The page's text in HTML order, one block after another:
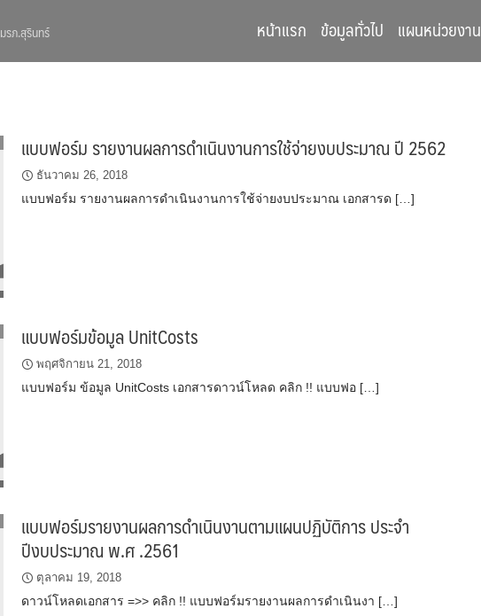
มรภ.สุรินทร์ หน้าแรก ข้อมูลทั่วไป แผนหน่วยงาน
แบบฟอร์ม รายงานผลการดำเนินงานการใช้จ่ายงบประมาณ ปี 2562
ธันวาคม 26, 2018
แบบฟอร์ม รายงานผลการดำเนินงานการใช้จ่ายงบประมาณ เอกสารด […]
แบบฟอร์มข้อมูล UnitCosts
พฤศจิกายน 21, 2018
แบบฟอร์ม ข้อมูล UnitCosts เอกสารดาวน์โหลด คลิก !! แบบฟอ […]
แบบฟอร์มรายงานผลการดำเนินงานตามแผนปฏิบัติการ ประจำ
ปีงบประมาณ พ.ศ .2561
ตุลาคม 19, 2018
ดาวน์โหลดเอกสาร =>> คลิก !! แบบฟอร์มรายงานผลการดำเนินงา […]